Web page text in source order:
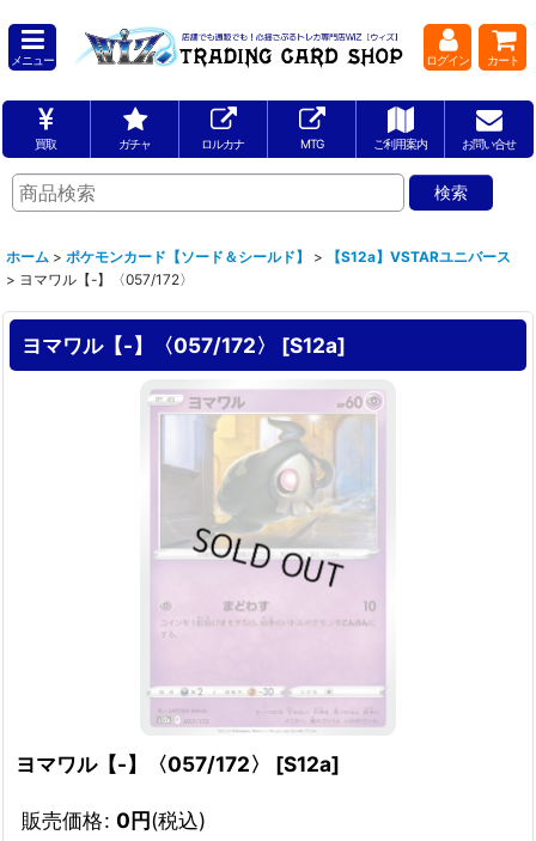
メニュー ログイン カート
買取 ガチャ ロルカナ MTG ご利用案内 お問い合せ
ホーム > ポケモンカード【ソード＆シールド】 >
【S12a】VSTARユニバース
> ヨマワル【-】〈057/172〉
ヨマワル【-】〈057/172〉 [S12a]
ヨマワル【-】〈057/172〉 [S12a]
販売価格: 0円(税込)